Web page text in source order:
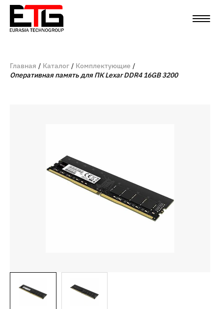
Главная Каталог
Комплектующие
Оперативная память для ПК Lexar DDR4 16GB 3200